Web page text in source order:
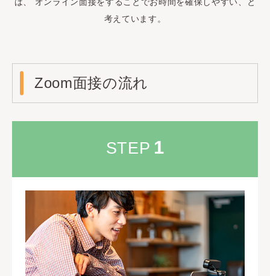
考えています。
Zoom面接の流れ
STEP 1